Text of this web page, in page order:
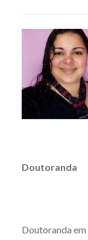
Doutoranda
Doutoranda